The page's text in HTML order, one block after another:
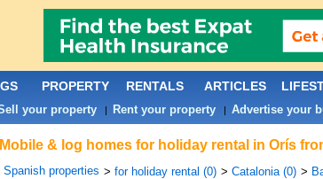
Mobile & log homes for holiday rental in Orís
Spanish properties > for holiday rental (0) > Catalonia (0) >
PROPERTY RENTALS ARTICLES
your property| Rent your property| Advertise your